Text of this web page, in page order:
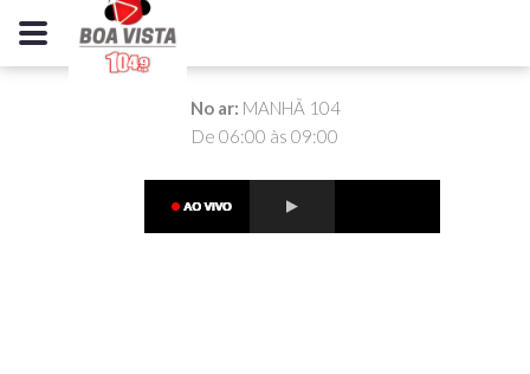
No ar: MANHÃ 104
De 06:00 às 09:00